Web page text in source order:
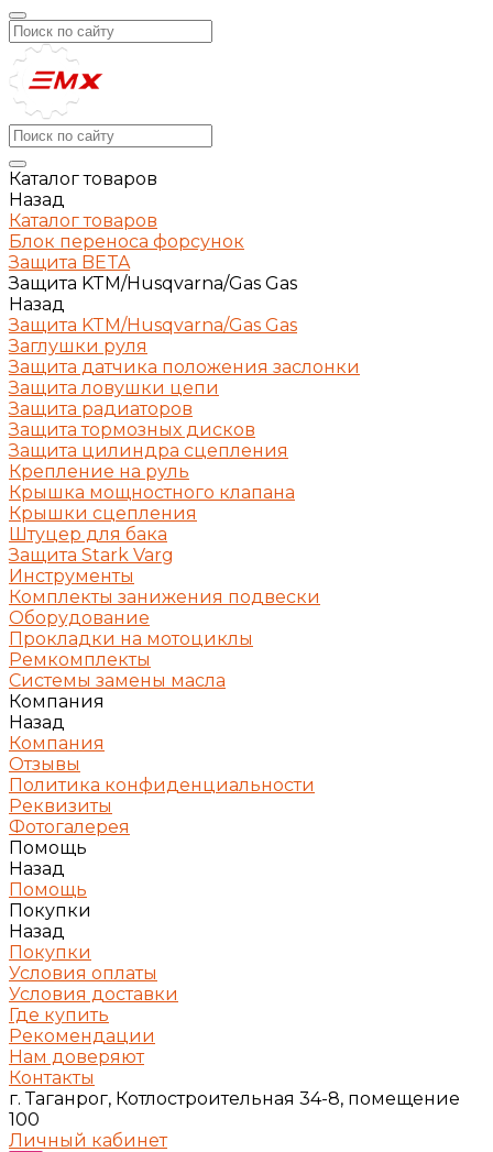
Каталог товаров
Назад
Каталог товаров
Блок переноса форсунок
Защита BETA
Защита KTM/Husqvarna/Gas Gas
Назад
Защита KTM/Husqvarna/Gas Gas
Заглушки руля
Защита датчика положения заслонки
Защита ловушки цепи
Защита радиаторов
Защита тормозных дисков
Защита цилиндра сцепления
Крепление на руль
Крышка мощностного клапана
Крышки сцепления
Штуцер для бака
Защита Stark Varg
Инструменты
Комплекты занижения подвески
Оборудование
Прокладки на мотоциклы
Ремкомплекты
Системы замены масла
Компания
Назад
Компания
Отзывы
Политика конфиденциальности
Реквизиты
Фотогалерея
Помощь
Назад
Помощь
Покупки
Назад
Покупки
Условия оплаты
Условия доставки
Где купить
Рекомендации
Нам доверяют
Контакты
г. Таганрог, Котлостроительная 34-8, помещение
100
Личный кабинет